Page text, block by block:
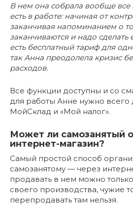
В нем она собрала вообще все
есть в работе: начиная от
заканчивая напоминанием о
заканчиваются и надо
есть бесплатный тариф для
так Анна преодолела кризис
расходов.
Все функции доступны и со
для работы Анне нужно
МойСклад и «Мой налог».
Может ли самозанятый
интернет-магазин?
Самый простой способ
самозанятому — через
продавать в нем можно
своего производства, чужие
перепродавать там нельзя.